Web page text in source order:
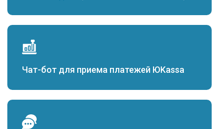
Чат-бот для приема платежей ЮKassa